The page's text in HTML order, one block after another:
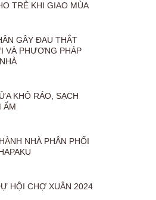
TRẺ KHI GIAO MÙA
GÂY ĐAU THẮT
VÀ PHƯƠNG PHÁP
KHÔ RÁO, SẠCH
ẨM
NHÀ PHÂN PHỐI
HỘI CHỢ XUÂN 2024